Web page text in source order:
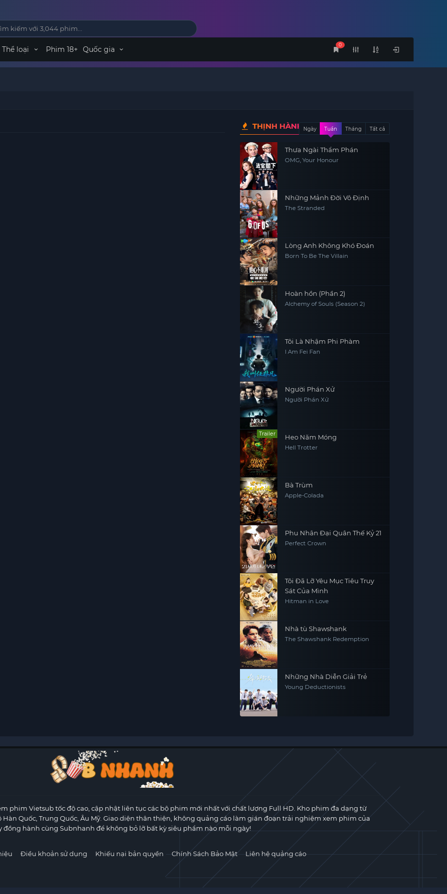
0
Thể loại Phim 18+ Quốc gia
THỊNH HÀNHNgày Tuần Tháng Tất cả
Thưa Ngài Thẩm Phán
OMG, Your Honour
Những Mảnh Đời Vô Định
The Stranded
Lòng Anh Không Khó Đoán
Born To Be The Villain
Hoàn hồn (Phần 2)
Alchemy of Souls (Season 2)
Tôi Là Nhậm Phi Phàm
I Am Fei Fan
Người Phán Xử
Người Phán Xử
Trailer Heo Năm Móng
Hell Trotter
Bà Trùm
Apple-Colada
Phu Nhân Đại Quân Thế Kỷ 21
Perfect Crown
Tôi Đã Lỡ Yêu Mục Tiêu Truy
Sát Của Mình
Hitman in Love
Nhà tù Shawshank
The Shawshank Redemption
Những Nhà Diễn Giải Trẻ
Young Deductionists
phim Vietsub tốc độ cao, cập nhật liên tục các bộ phim mới nhất với chất lượng Full HD. Kho phim đa dạng từ
Quốc, Trung Quốc, Âu Mỹ. Giao diện thân thiện, không quảng cáo làm gián đoạn trải nghiệm xem phim của
đồng hành cùng Subnhanh để không bỏ lỡ bất kỳ siêu phẩm nào mỗi ngày!
Điều khoản sử dụng Khiếu nại bản quyền Chính Sách Bảo Mật Liên hệ quảng cáo